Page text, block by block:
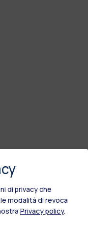
di privacy che
modalità di revoca
Privacy policy.